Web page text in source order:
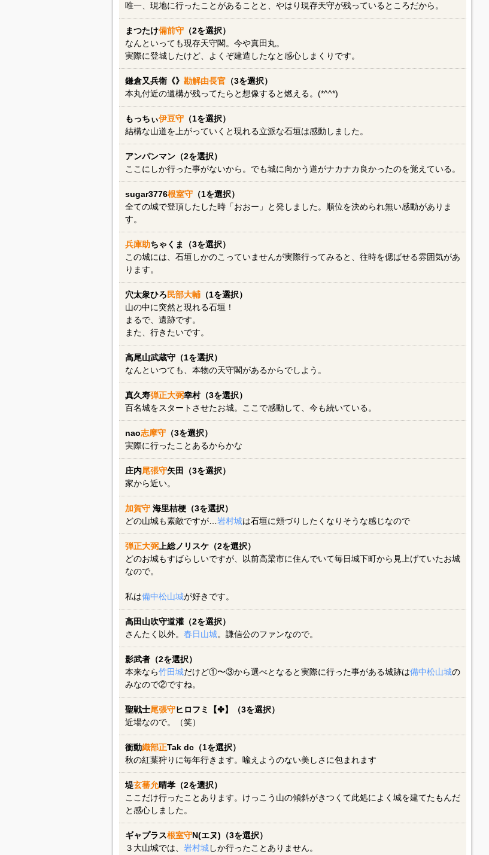
唯一、現地に行ったことがあることと、やはり現存天守が残っているところだから。
まつたけ備前守（2を選択）
なんといっても現存天守閣。今や真田丸。
実際に登城したけど、よくぞ建造したなと感心しまくりです。
鎌倉又兵衛《》 勘解由長官（3を選択）
本丸付近の遺構が残ってたらと想像すると燃える。(*^^*)
もっちぃ伊豆守（1を選択）
結構な山道を上がっていくと現れる立派な石垣は感動しました。
アンパンマン（2を選択）
ここにしか行った事がないから。でも城に向かう道がナカナカ良かったのを覚えている。
sugar3776根室守（1を選択）
全ての城で登頂したした時「おおー」と発しました。順位を決められ無い感動がありま
す。
兵庫助ちゃくま（3を選択）
この城には、石垣しかのこっていませんが実際行ってみると、往時を偲ばせる雰囲気があ
ります。
穴太衆ひろ民部大輔（1を選択）
山の中に突然と現れる石垣！
まるで、遺跡です。
また、行きたいです。
高尾山武蔵守（1を選択）
なんといつても、本物の天守閣があるからでしよう。
真久寿弾正大弼幸村（3を選択）
百名城をスタートさせたお城。ここで感動して、今も続いている。
nao志摩守（3を選択）
実際に行ったことあるからかな
庄内尾張守矢田（3を選択）
家から近い。
加賀守海里桔梗（3を選択）
どの山城も素敵ですが… 岩村城は石垣に頬づりしたくなりそうな感じなので
弾正大弼上総ノリスケ（2を選択）
どのお城もすばらしいですが、以前高梁市に住んでいて毎日城下町から見上げていたお城
なので。
私は備中松山城が好きです。
高田山吹守道灌（2を選択）
さんたく以外。 春日山城。謙信公のファンなので。
影武者（2を選択）
本来なら竹田城だけど①〜③から選べとなると実際に行った事がある城跡は備中松山城の
みなので②ですね。
聖戦士尾張守ヒロフミ【✤】（3を選択）
近場なので。（笑）
衝動織部正Tak dc（1を選択）
秋の紅葉狩りに毎年行きます。喩えようのない美しさに包まれます
堤玄蕃允晴孝（2を選択）
ここだけ行ったことあります。けっこう山の傾斜がきつくて此処によく城を建てたもんだ
と感心しました。
ギャプラス根室守N(エヌ)（3を選択）
３大山城では、 岩村城しか行ったことありません。